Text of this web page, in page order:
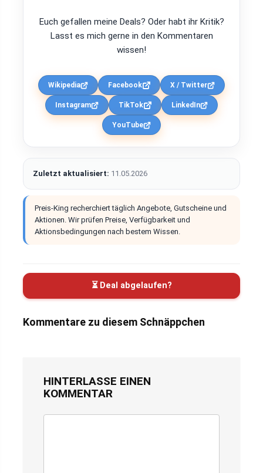
Euch gefallen meine Deals? Oder habt ihr Kritik?
Lasst es mich gerne in den Kommentaren
wissen!
Wikipedia Facebook X / Twitter
Instagram TikTok LinkedIn
YouTube
Zuletzt aktualisiert: 11.05.2026
Preis-King recherchiert täglich Angebote, Gutscheine und
Aktionen. Wir prüfen Preise, Verfügbarkeit und
Aktionsbedingungen nach bestem Wissen.
⏳ Deal abgelaufen?
Kommentare zu diesem Schnäppchen
HINTERLASSE EINEN
KOMMENTAR